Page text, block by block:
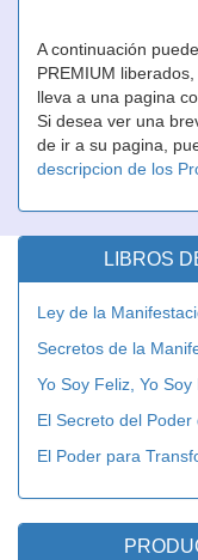
A continuación
PREMIUM
lleva a una pagina
Si desea ver una
de ir a su pagina,
descripcion de los
LIBROS
Ley de la
Secretos de la
Yo Soy Feliz, Yo Soy
El Secreto del
El Poder para